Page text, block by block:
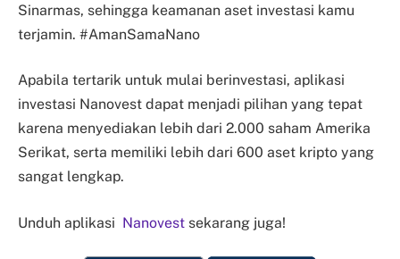
Sinarmas, sehingga keamanan aset investasi kamu
terjamin. #AmanSamaNano
Apabila tertarik untuk mulai berinvestasi, aplikasi
investasi Nanovest dapat menjadi pilihan yang tepat
karena menyediakan lebih dari 2.000 saham Amerika
Serikat, serta memiliki lebih dari 600 aset kripto yang
sangat lengkap.
Unduh aplikasi Nanovest sekarang juga!